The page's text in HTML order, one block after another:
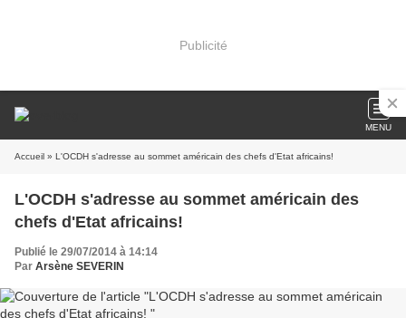
Publicité
MENU
Accueil » L'OCDH s'adresse au sommet américain des chefs d'Etat africains!
L'OCDH s'adresse au sommet américain des
chefs d'Etat africains!
Publié le 29/07/2014 à 14:14
Par Arsène SEVERIN